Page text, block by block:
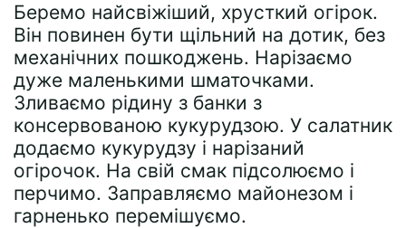
Беремо найсвіжіший, хрусткий огірок.
Він повинен бути щільний на дотик, без
механічних пошкоджень. Нарізаємо
дуже маленькими шматочками.
Зливаємо рідину з банки з
консервованою кукурудзою. У салатник
додаємо кукурудзу і нарізаний
огірочок. На свій смак підсолюємо і
перчимо. Заправляємо майонезом і
гарненько перемішуємо.